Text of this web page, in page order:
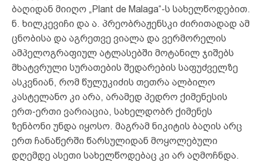
ბაღიდან მიიღო „Plant de Malaga“-ს სახელწოდებით.
ნ. ხილკევიჩი და ა. პრეობრაჟენსკი ძირითადად ამ
ცნობისა და აგრეთვე ვიალა და ვერმორელის
ამპელოგრაფიულ ატლასებში მოტანილ ჯიშებს
მხატვრული სურათების შედარების საფუძველზე
ასკვნიან, რომ წულუკიძის თეთრა ალბილო
კასტელანო კი არა, არამედ პედრო ქიმენესის
ერთ-ერთი ვარიაცია, სახელდობრ ქიმენეს
ზენბონი უნდა იყოსო. მაგრამ ნიკიტის ბაღის არც
ერთ ჩანაწერში წარსულიდან მოყოლებული
დღემდე ასეთი სახელწოდებაც კი არ აღმოჩნდა.